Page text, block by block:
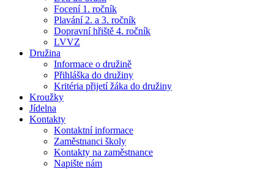
Focení 1. ročník
Plavání 2. a 3. ročník
Dopravní hřiště 4. ročník
LVVZ
Družina
Informace o družině
Přihláška do družiny
Kritéria přijetí žáka do družiny
Kroužky
Jídelna
Kontakty
Kontaktní informace
Zaměstnanci školy
Kontakty na zaměstnance
Napište nám